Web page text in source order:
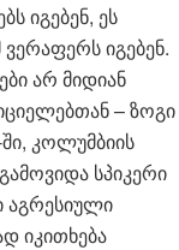
იგებენ, ეს
ვერაფერს იგებენ.
არ მიდიან
– ზოგი
კოლუმბიის
სპიკერი
აგრესიული
იკითხება